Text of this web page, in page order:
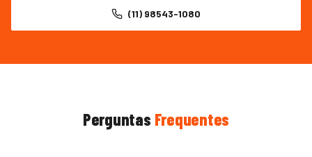
(11) 98543-1080
Perguntas Frequentes